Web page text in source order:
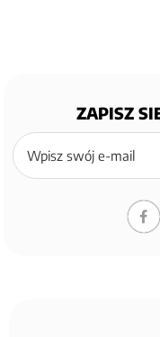
ZAPISZ
Zapisz
się
newslettera